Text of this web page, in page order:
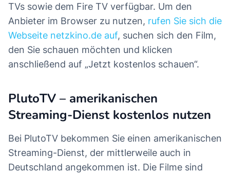
TVs sowie dem Fire TV verfügbar. Um den
Anbieter im Browser zu nutzen, rufen Sie sich die
Webseite netzkino.de auf, suchen sich den Film,
den Sie schauen möchten und klicken
anschließend auf „Jetzt kostenlos schauen“.
PlutoTV – amerikanischen
Streaming-Dienst kostenlos nutzen
Bei PlutoTV bekommen Sie einen amerikanischen
Streaming-Dienst, der mittlerweile auch in
Deutschland angekommen ist. Die Filme sind